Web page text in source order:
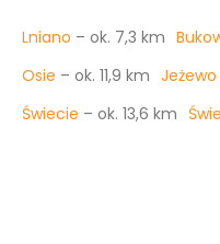
Lniano – ok. 7,3 km
Osie – ok. 11,9 km Jeżewo
Świecie – ok. 13,6 km